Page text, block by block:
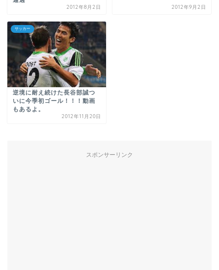
2012年8月2日 2012年9月2日
サッカー
逆境に耐え続けた長谷部誠つ
いに今季初ゴール！！！動画
もあるよ。
2012年11月20日
スポンサーリンク